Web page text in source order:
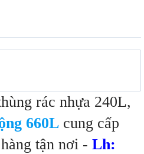
rác nhựa 240L,
660L cung cấp
tận nơi - Lh: